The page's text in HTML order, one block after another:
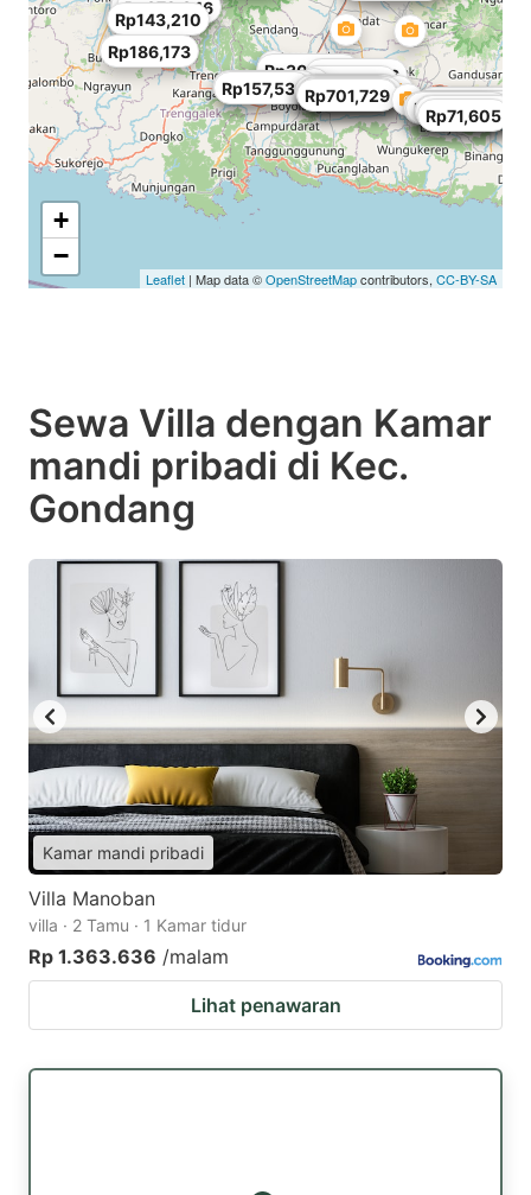
Rp186,173
Rp300,741
Rp128,889
Rp114,568
Rp157,531
Rp229,136
Rp171,852
Rp257,778
Rp28,642
Rp701,729
Rp1,131,359
Rp71,605
Rp100,247
Rp157,531
Rp128,889
Rp143,210
Rp114,568
Rp71,605
Rp143,210
Rp372,346
Rp186,173
Rp157,531
Rp343,704
+
−
Leaflet | Map data ©OpenStreetMapcontributors, CC-BY-SA
Sewa Villa dengan Kamar
mandi pribadi di Kec.
Gondang
Kamar mandi pribadi
Villa Manoban
villa · 2 Tamu · 1 Kamar tidur
Rp 1.363.636 /malam
Lihat penawaran